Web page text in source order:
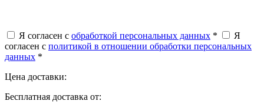
Я согласен с обработкой персональных данных *
Я
согласен с политикой в отношении обработки персональных
данных *
Цена доставки:
Бесплатная доставка от: